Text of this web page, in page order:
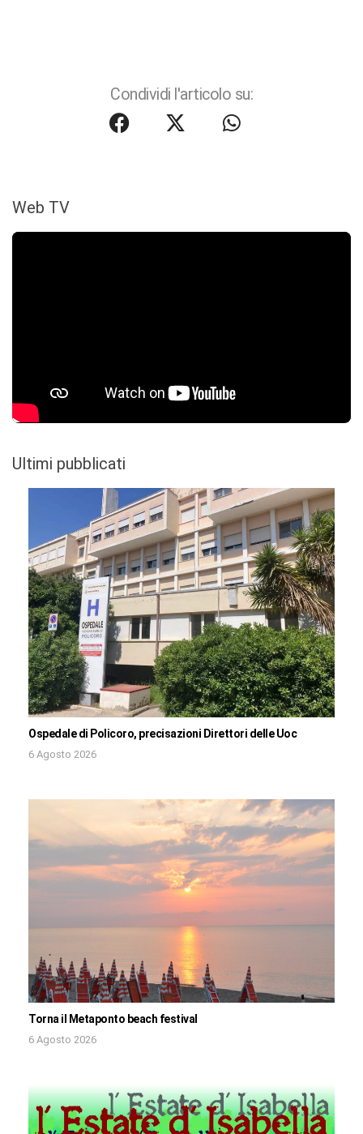
Condividi l'articolo su:
Web TV
Ultimi pubblicati
Ospedale di Policoro, precisazioni Direttori delle Uoc
6 Agosto 2026
Torna il Metaponto beach festival
6 Agosto 2026